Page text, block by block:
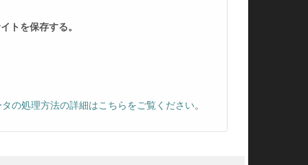
トを保存する。
の処理方法の詳細はこちらをご覧ください。